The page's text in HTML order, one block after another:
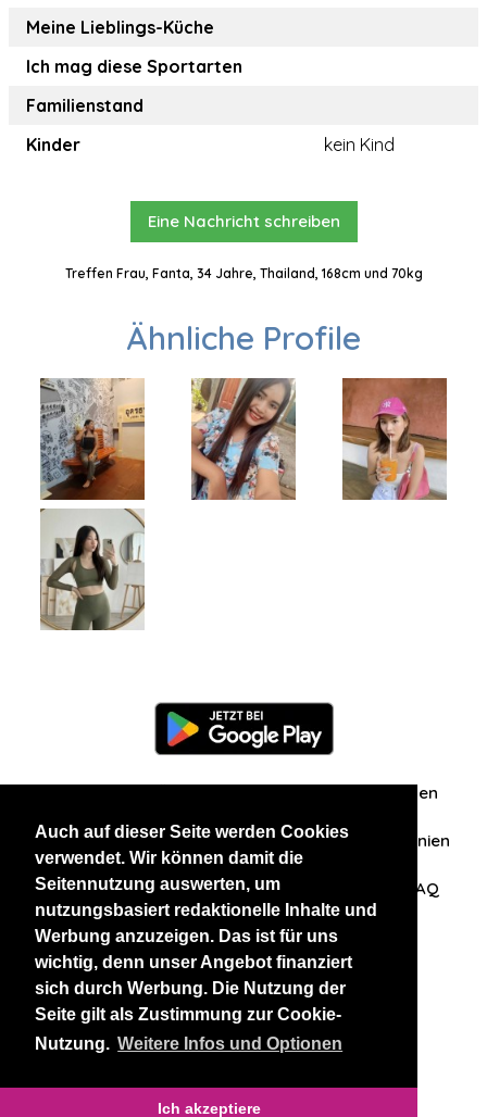
Auch auf dieser Seite werden Cookies
verwendet. Wir können damit die
Seitennutzung auswerten, um
nutzungsbasiert redaktionelle Inhalte und
Werbung anzuzeigen. Das ist für uns
wichtig, denn unser Angebot finanziert
sich durch Werbung. Die Nutzung der
Seite gilt als Zustimmung zur Cookie-
Nutzung. Weitere Infos und Optionen
Ich akzeptiere
Meine Lieblings-Küche
Ich mag diese Sportarten
Familienstand
Kinder
kein Kind
Eine Nachricht schreiben
Treffen Frau, Fanta, 34 Jahre, Thailand, 168cm und 70kg
Ähnliche Profile
Zuschriften/Erfahrungen
Datenschutzerklärung AGB Datenschutzrichtlinien
Nehmen Sie Kontakt mit uns auf FAQ
Unsere anderen Websites
BlackAndBeauties RussianKisses
Copyright 2026 thaidatevip